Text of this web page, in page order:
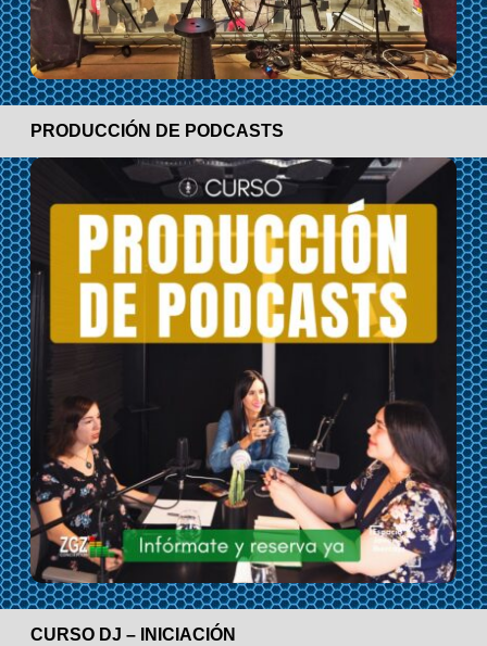
PRODUCCIÓN DE PODCASTS
CURSO DJ – INICIACIÓN